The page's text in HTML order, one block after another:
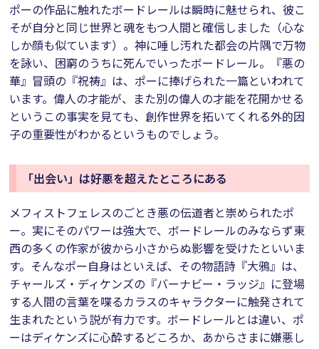
ポーの作品に触れたボードレールは瞬時に魅せられ、彼こ
そが自分と同じ世界と魂をもつ人間と確信しました（心な
しか顔も似ています）。神に唾し汚れた都会の片隅で万物
を詠い、困窮のうちに死んでいったボードレール。『悪の
華』冒頭の『祝祷』は、ポーに捧げられた一篇といわれて
います。偉人の才能が、また別の偉人の才能を花開かせる
というこの事実を見ても、創作世界を拓いてくれる外的因
子の重要性がわかるというものでしょう。
「出会い」は好悪を超えたところにある
メフィストフェレスのごとき悪の伝道者と崇められたポ
ー。実にそのパワーは強大で、ボードレールのみならず東
西の多くの作家が彼から小さからぬ影響を受けたといいま
す。そんなポー自身はといえば、その物語詩『大鴉』は、
チャールズ・ディケンズの『バーナビー・ラッジ』に登場
する人間の言葉を喋るカラスのキャラクターに触発されて
生まれたという説が有力です。ボードレールとは違い、ポ
ーはディケンズに心酔するどころか、あからさまに嫌悪し